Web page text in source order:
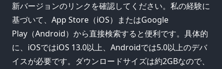
新バージョンのリンクを確認してください。私の経験に
基づいて、App Store（iOS）またはGoogle
Play（Android）から直接検索すると便利です。具体的
に、iOSではiOS 13.0以上、Androidでは5.0以上のデバ
イスが必要です。ダウンロードサイズは約2GBなので、